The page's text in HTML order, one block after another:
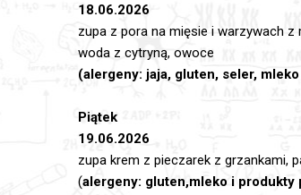
18.06.2026
zupa z pora na mięsie i warzywach z
woda z cytryną, owoce
(alergeny: jaja, gluten, seler,
Piątek
19.06.2026
zupa krem z pieczarek z grzankami,
(alergeny: gluten,mleko i